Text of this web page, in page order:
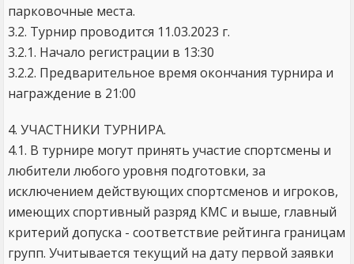
парковочные места.
3.2. Турнир проводится 11.03.2023 г.
3.2.1. Начало регистрации в 13:30
3.2.2. Предварительное время окончания турнира и
награждение в 21:00
4. УЧАСТНИКИ ТУРНИРА.
4.1. В турнире могут принять участие спортсмены и
любители любого уровня подготовки, за
исключением действующих спортсменов и игроков,
имеющих спортивный разряд КМС и выше, главный
критерий допуска - соответствие рейтинга границам
групп. Учитывается текущий на дату первой заявки